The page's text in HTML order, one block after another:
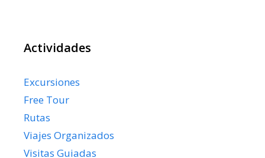
Actividades
Excursiones
Free Tour
Rutas
Viajes Organizados
Visitas Guiadas